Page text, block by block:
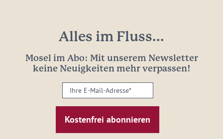
Alles im Fluss...
Mosel im Abo: Mit unserem Newsletter
keine Neuigkeiten mehr verpassen!
Ihre
E-
Mail-
Adresse: